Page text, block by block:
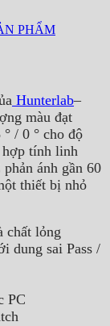
PHẨM
Hunterlab–
màu đạt
/ 0 ° cho độ
hợp tính linh
ánh gần 60
thiết bị nhỏ
chất lỏng
dung sai Pass /
PC